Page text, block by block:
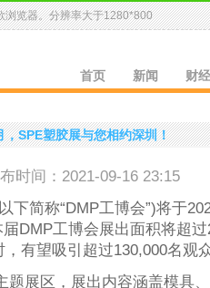
浏览器。分辨率大于1280*800
首页 新闻 财经
SPE塑胶展与您相约深圳！
时间：2021-09-16 23:15
下简称“DMP工博会”)将于
DMP工博会展出面积将超
有望吸引超过130,000名观
题展区，展出内容涵盖模具